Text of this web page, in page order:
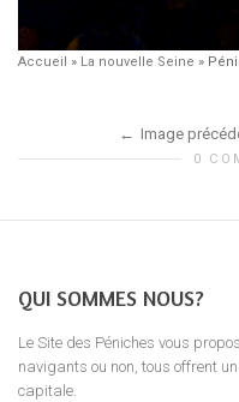
Accueil » La nouvelle Seine »
Image
0
QUI SOMMES NOUS?
Le Site des Péniches vous
navigants ou non, tous offrent
capitale.